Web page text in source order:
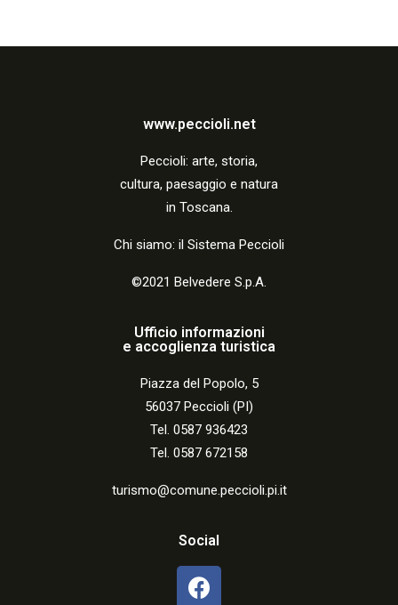
www.peccioli.net
Peccioli: arte, storia,
cultura, paesaggio e natura
in Toscana.
Chi siamo: il Sistema Peccioli
©2021 Belvedere S.p.A.
Ufficio informazioni
e accoglienza turistica
Piazza del Popolo, 5
56037 Peccioli (PI)
Tel. 0587 936423
Tel. 0587 672158
turismo@comune.peccioli.pi.it
Social